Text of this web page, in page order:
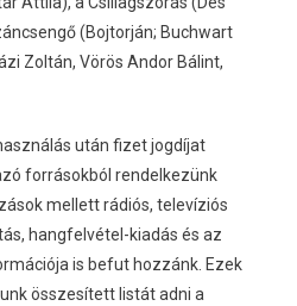
(Bojtorján; Buchwart
Zoltán, Vörös Andor Bálint,
után fizet jogdíjat
forrásokból rendelkezünk
mellett rádiós, televíziós
hangfelvétel-kiadás és az
is befut hozzánk. Ezek
összesített listát adni a